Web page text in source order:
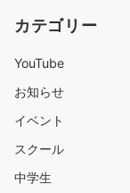
カテゴリー
YouTube
お知らせ
イベント
スクール
中学生